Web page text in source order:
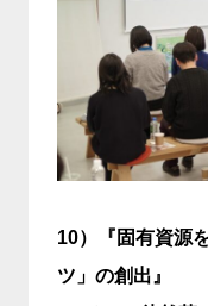
10）
『固有資源
ツ」の創出』